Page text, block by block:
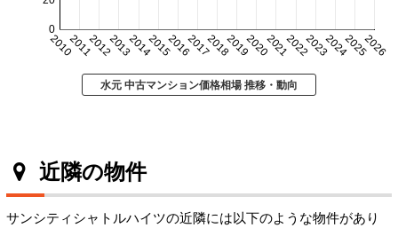
20102011201220132014201520162017201820192020202120222023202420252026
0
水元 中古マンション価格相場 推移・動向
近隣の物件
サンシティシャトルハイツの近隣には以下のような物件があり